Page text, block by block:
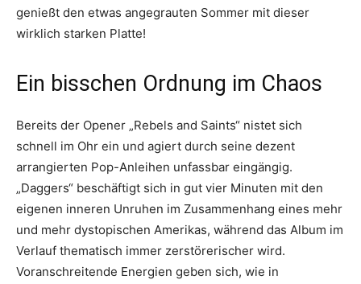
genießt den etwas angegrauten Sommer mit dieser
wirklich starken Platte!
Ein bisschen Ordnung im Chaos
Bereits der Opener „Rebels and Saints“ nistet sich
schnell im Ohr ein und agiert durch seine dezent
arrangierten Pop-Anleihen unfassbar eingängig.
„Daggers“ beschäftigt sich in gut vier Minuten mit den
eigenen inneren Unruhen im Zusammenhang eines mehr
und mehr dystopischen Amerikas, während das Album im
Verlauf thematisch immer zerstörerischer wird.
Voranschreitende Energien geben sich, wie in